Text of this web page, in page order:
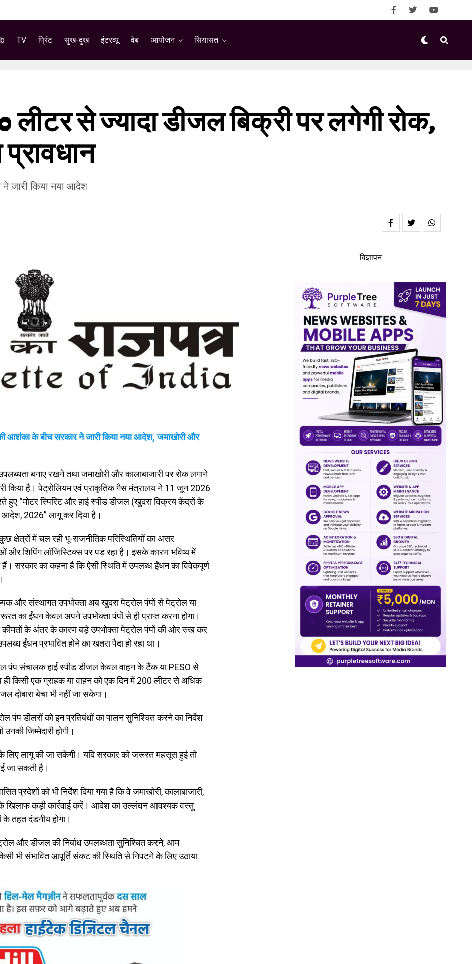
TV प्रिंट सुख-दुख इंटरव्यू वेब आयोजन सियासत
से ज्यादा डीजल बिक्री पर लगेगी रोक,
जारी किया नया आदेश
आशंका के बीच सरकार ने जारी किया नया आदेश, जमाखोरी और
बनाए रखने तथा जमाखोरी और कालाबाजारी पर रोक लगाने
किया है। पेट्रोलियम एवं प्राकृतिक गैस मंत्रालय ने 11 जून 2026
हुए “मोटर स्पिरिट और हाई स्पीड डीजल (खुदरा विक्रय केंद्रों के
आदेश, 2026” लागू कर दिया है।
में चल रही भू-राजनीतिक परिस्थितियों का असर
और शिपिंग लॉजिस्टिक्स पर पड़ रहा है। इसके कारण भविष्य में
हैं। सरकार का कहना है कि ऐसी स्थिति में उपलब्ध ईंधन का विवेकपूर्ण
और संस्थागत उपभोक्ता अब खुदरा पेट्रोल पंपों से पेट्रोल या
का ईंधन केवल अपने उपभोक्ता पंपों से ही प्राप्त करना होगा।
कीमतों के अंतर के कारण बड़े उपभोक्ता पेट्रोल पंपों की ओर रुख कर
ईंधन प्रभावित होने का खतरा पैदा हो रहा था।
पंप संचालक हाई स्पीड डीजल केवल वाहन के टैंक या PESO से
किसी एक ग्राहक या वाहन को एक दिन में 200 लीटर से अधिक
दोबारा बेचा भी नहीं जा सकेगा।
पंप डीलरों को इन प्रतिबंधों का पालन सुनिश्चित करने का निर्देश
जिम्मेदारी होगी।
लिए लागू की जा सकेगी। यदि सरकार को जरूरत महसूस हुई तो
जा सकती है।
प्रदेशों को भी निर्देश दिया गया है कि वे जमाखोरी, कालाबाजारी,
खिलाफ कड़ी कार्रवाई करें। आदेश का उल्लंघन आवश्यक वस्तु
तहत दंडनीय होगा।
और डीजल की निर्बाध उपलब्धता सुनिश्चित करने, आम
भी संभावित आपूर्ति संकट की स्थिति से निपटने के लिए उठाया
विज्ञापन